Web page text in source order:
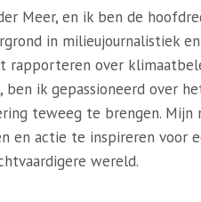
Meer, en ik ben de
in milieujournalistiek
rapporteren over
ben ik gepassioneerd over
teweeg te brengen. Mijn
en actie te inspireren voor
wereld.